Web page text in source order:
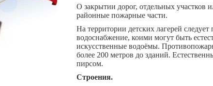
О закрытии дорог, отдельных участков
районные пожарные части.
На территории детских лагерей
водоснабжение, коими могут быть
искусственные водоёмы.
более 200 метров до зданий.
пирсом.
Строения.